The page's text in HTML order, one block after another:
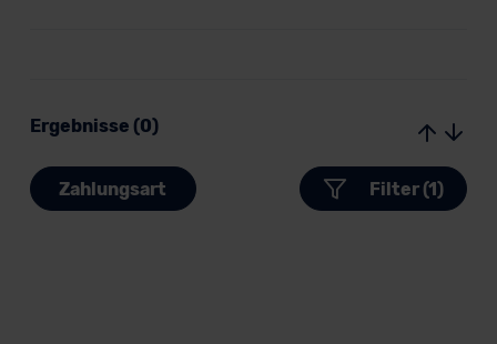
Ergebnisse (0)
Zahlungsart Filter (1)